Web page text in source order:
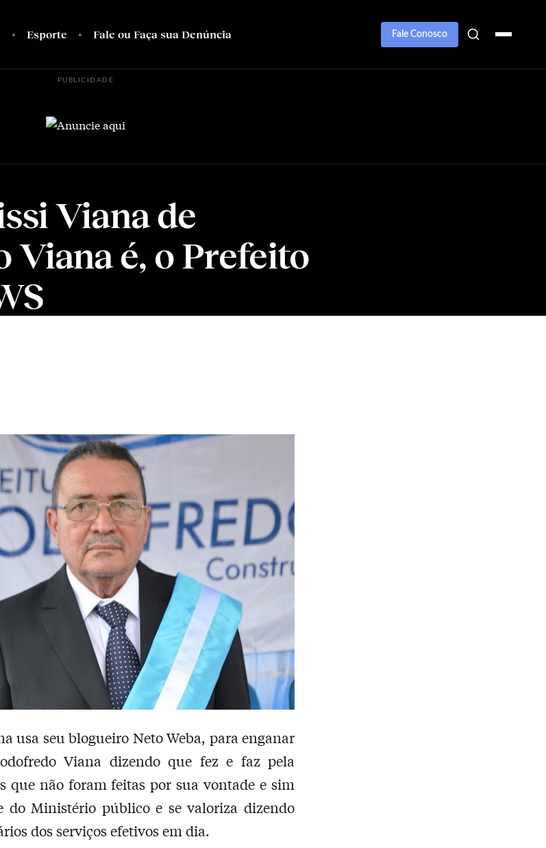
Esporte Fale ou Faça sua Denúncia Fale Conosco
PUBLICIDADE
Viana de
Viana é, o Prefeito
usa seu blogueiro Neto Weba, para enganar
Viana dizendo que fez e faz pela
que não foram feitas por sua vontade e sim
do Ministério público e se valoriza dizendo
dos serviços efetivos em dia.